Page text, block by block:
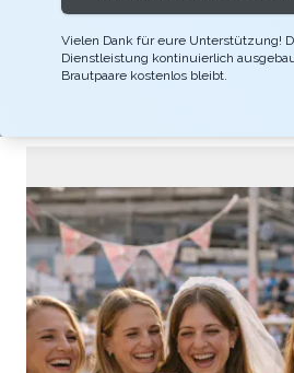
verbinden und lustige
Vielen Dank für eure Unterstützung!
Dienstleistung kontinuierlich
Brautpaare kostenlos bleibt.